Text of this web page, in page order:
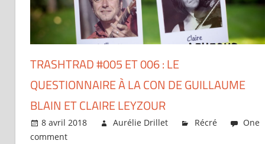
TRASHTRAD #005 ET 006 : LE
QUESTIONNAIRE À LA CON DE GUILLAUME
BLAIN ET CLAIRE LEYZOUR
8 avril 2018 Aurélie Drillet Récré
One
comment